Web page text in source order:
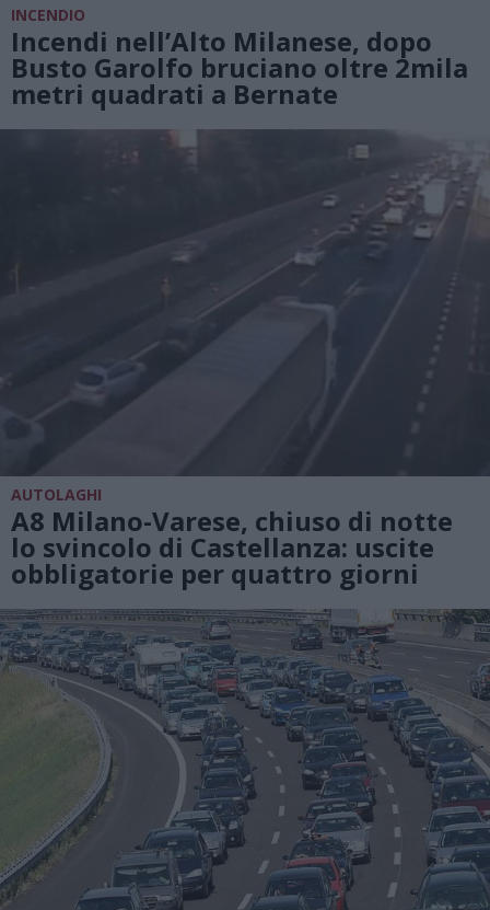
INCENDIO
Incendi nell’Alto Milanese, dopo
Busto Garolfo bruciano oltre 2mila
metri quadrati a Bernate
AUTOLAGHI
A8 Milano-Varese, chiuso di notte
lo svincolo di Castellanza: uscite
obbligatorie per quattro giorni